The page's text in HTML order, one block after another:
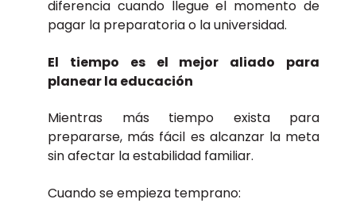
diferencia cuando llegue el momento de
pagar la preparatoria o la universidad.
El tiempo es el mejor aliado para
planear la educación
Mientras más tiempo exista para
prepararse, más fácil es alcanzar la meta
sin afectar la estabilidad familiar.
Cuando se empieza temprano: